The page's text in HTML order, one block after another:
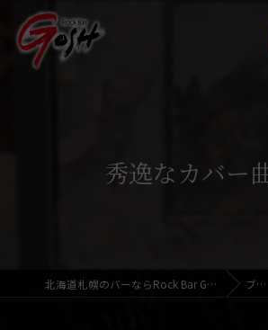
秀逸なカバー
北海道札幌のバーならRock Bar GOSH ブログ